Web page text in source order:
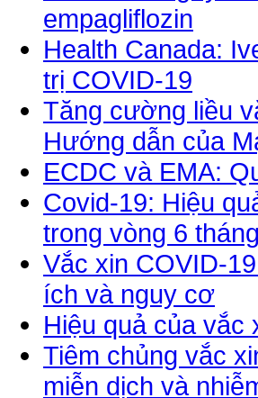
empagliflozin
Health Canada:
trị COVID-19
Tăng cường liều
Hướng dẫn của
ECDC và EMA:
Covid-19: Hiệu
trong vòng 6 tháng
Vắc xin COVID-
ích và nguy cơ
Hiệu quả của vắc
Tiêm chủng vắc
miễn dịch và